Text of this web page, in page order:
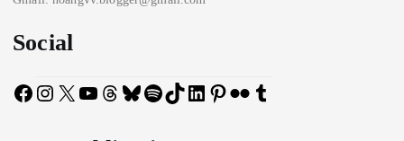
Social
F
I
X
Y
T
B
S
T
L
P
F